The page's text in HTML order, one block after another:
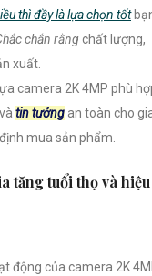
thì đầy là lựa chọn tốt
chắn rằngchất lượng,
xuất.
camera 2K 4MP phù
tin tưởng an toàn cho
mua sản phẩm.
tăng tuổi thọ và hiệu
động của camera 2K